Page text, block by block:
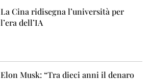
La Cina ridisegna l’università per
l’era dell’IA
Elon Musk: “Tra dieci anni il denaro